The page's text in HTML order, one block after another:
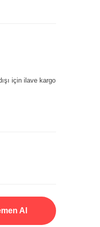
için ilave kargo
Al